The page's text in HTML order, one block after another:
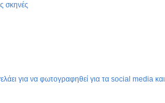
σκηνές
για να φωτογραφηθεί για τα social media και